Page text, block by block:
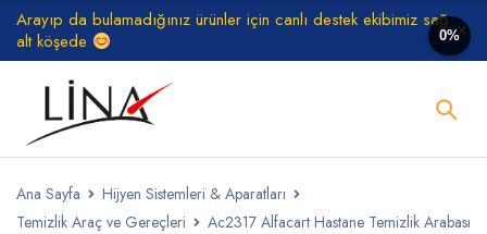
Arayıp da bulamadığınız ürünler için canlı destek ekibimiz sağ
alt köşede
Ana Sayfa
Hijyen Sistemleri & Aparatları
Temizlik Araç ve Gereçleri
Ac2317 Alfacart Hastane Temizlik Arabası
0%